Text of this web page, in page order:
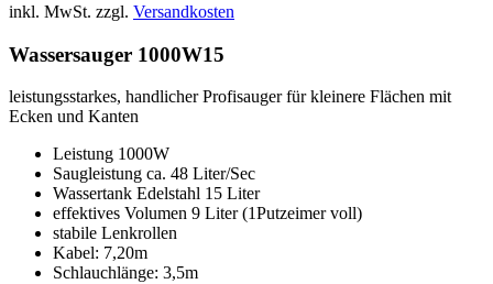
inkl. MwSt. zzgl. Versandkosten
Wassersauger 1000W15
leistungsstarkes, handlicher Profisauger für kleinere Flächen mit
Ecken und Kanten
Leistung 1000W
Saugleistung ca. 48 Liter/Sec
Wassertank Edelstahl 15 Liter
effektives Volumen 9 Liter (1Putzeimer voll)
stabile Lenkrollen
Kabel: 7,20m
Schlauchlänge: 3,5m